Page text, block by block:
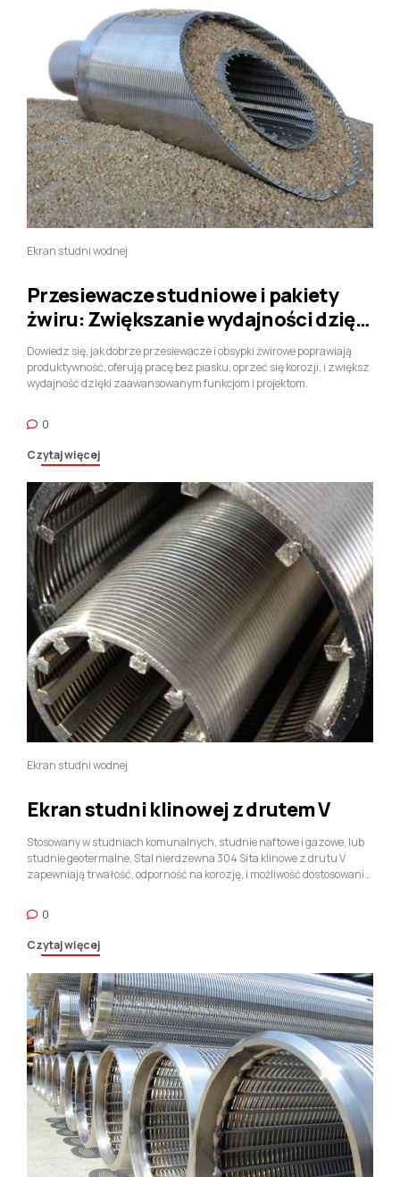
Ekran studni wodnej
0
Przesiewacze studniowe i pakiety
żwiru: Zwiększanie wydajności dzięki
najlepszym funkcjom & Doskonały
projekt
Dowiedz się, jak dobrze przesiewacze i obsypki żwirowe poprawiają
produktywność, oferują pracę bez piasku, oprzeć się korozji, i zwiększ
wydajność dzięki zaawansowanym funkcjom i projektom.
Czytaj więcej
Ekran studni wodnej
0
Ekran studni klinowej z drutem V
Stosowany w studniach komunalnych, studnie naftowe i gazowe, lub
studnie geotermalne, Stal nierdzewna 304 Sita klinowe z drutu V
zapewniają trwałość, odporność na korozję, i możliwość dostosowania,
odwiertów. Wybierając odpowiedni rozmiar szczeliny, materiał, i
projektowanie, operatorzy odwiertów mogą zapewnić, że ich odwierty
będą działać wydajnie i będą miały długą żywotność.
Czytaj więcej